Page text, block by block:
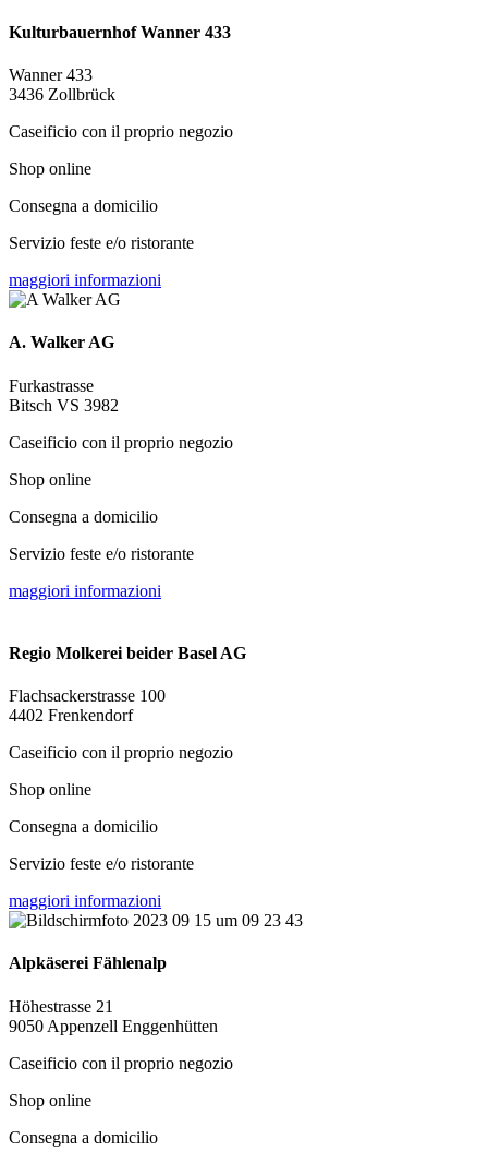
Kulturbauernhof Wanner 433
Wanner 433
3436 Zollbrück
Caseificio con il proprio negozio
Shop online
Consegna a domicilio
Servizio feste e/o ristorante
maggiori informazioni
A. Walker AG
Furkastrasse
Bitsch VS 3982
Caseificio con il proprio negozio
Shop online
Consegna a domicilio
Servizio feste e/o ristorante
maggiori informazioni
Regio Molkerei beider Basel AG
Flachsackerstrasse 100
4402 Frenkendorf
Caseificio con il proprio negozio
Shop online
Consegna a domicilio
Servizio feste e/o ristorante
maggiori informazioni
Alpkäserei Fählenalp
Höhestrasse 21
9050 Appenzell Enggenhütten
Caseificio con il proprio negozio
Shop online
Consegna a domicilio